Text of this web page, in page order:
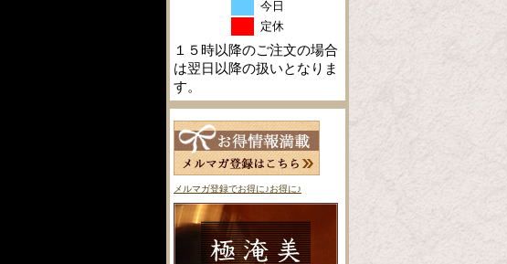
今日
定休
１５時以降のご注文の場合
は翌日以降の扱いとなりま
す。
メルマガ登録でお得に♪お得に♪